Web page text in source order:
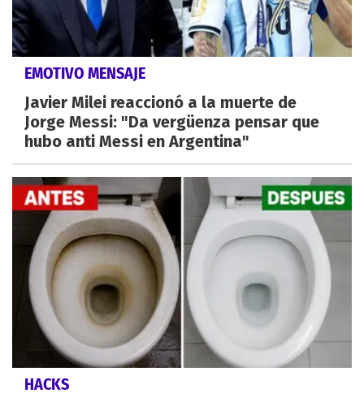
EMOTIVO MENSAJE
Javier Milei reaccionó a la muerte de
Jorge Messi: "Da vergüenza pensar que
hubo anti Messi en Argentina"
HACKS